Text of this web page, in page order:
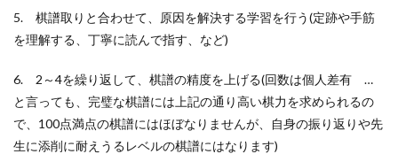
5. 棋譜取りと合わせて、原因を解決する学習を行う(定跡や手筋
を理解する、丁寧に読んで指す、など)
6. 2～4を繰り返して、棋譜の精度を上げる(回数は個人差有 …
と言っても、完璧な棋譜には上記の通り高い棋力を求められるの
で、100点満点の棋譜にはほぼなりませんが、自身の振り返りや先
生に添削に耐えうるレベルの棋譜にはなります)